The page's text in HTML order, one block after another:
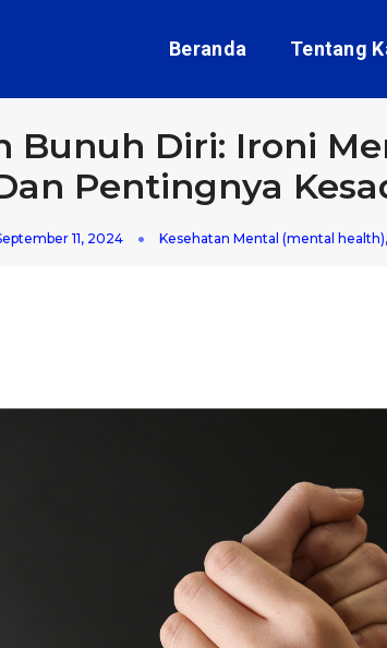
Beranda Tentang
Bunuh Diri: Ironi
Pentingnya
11, 2024 Kesehatan Mental (mental health),